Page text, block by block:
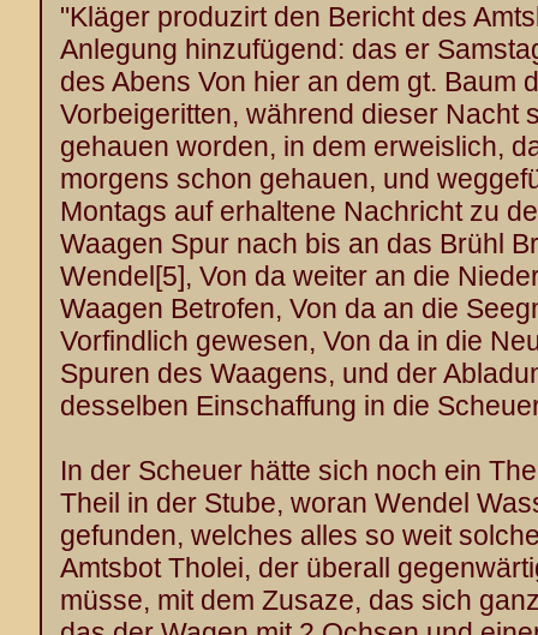
"Kläger produzirt den Bericht des
Anlegung hinzufügend: das er
des Abens Von hier an dem gt. Baum
Vorbeigeritten, während dieser Nacht
gehauen worden, in dem erweislich,
morgens schon gehauen, und
Montags auf erhaltene Nachricht zu
Waagen Spur nach bis an das Brühl
Wendel[5], Von da weiter an die
Waagen Betrofen, Von da an die
Vorfindlich gewesen, Von da in die
Spuren des Waagens, und der
desselben Einschaffung in die
In der Scheuer hätte sich noch ein
Theil in der Stube, woran Wendel
gefunden, welches alles so weit
Amtsbot Tholei, der überall
müsse, mit dem Zusaze, das sich